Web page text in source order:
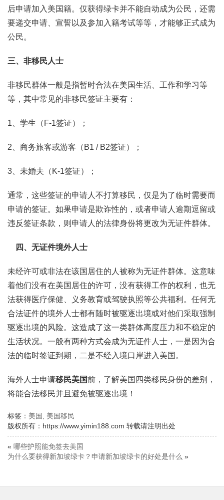
后申请加入美国籍。仅获得绿卡并不能自动成为公民，还需
要递交申请、宣誓以及参加入籍考试等等，才能够正式成为
公民。
三、非移民人士
非移民群体一般是指暂时合法在美国生活、工作和学习等
等，其中常见的非移民签证主要有：
1、学生（F-1签证）；
2、商务旅客或游客（B1 / B2签证）；
3、未婚夫（K-1签证）；
通常，这些签证的申请人不打算移民，仅是为了临时需要而
申请的签证。如果申请是欺诈性的，或者申请人逾期逗留或
违反签证条款，则申请人的法律身份将更改为无证件群体。
四、无证件境外人士
未经许可或非法在该国居住的人被称为无证件群体。这意味
着他们没有在美国居住的许可，没有获得工作的权利，也无
法获得医疗保健、义务教育或驾驶执照等公共福利。任何无
合法证件的境外人士都有随时被驱逐出境或对他们采取强制
驱逐出境的风险。这造成了这一类群体高度压力和不稳定的
生活状况。一般有两种方式会成为无证件人士，一是因为合
法的临时签证到期，二是不经入境口岸进入美国。
海外人士申请移民美国前，了解美国四类移民身份的差别，
将能合法移民并且避免被驱逐出境！
标签： 美国, 美国移民
版权所有：https://www.yimin188.com 转载请注明出处
« 哪些护照能免签去美国
为什么要获得新加坡绿卡？申请新加坡绿卡的好处是什么 »